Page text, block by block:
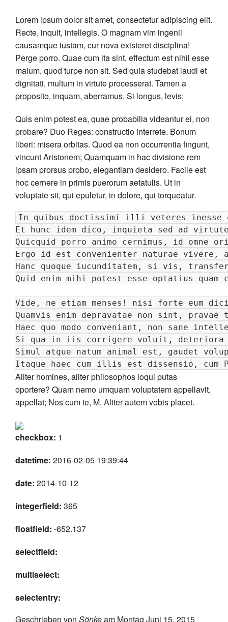
Lorem ipsum dolor sit amet, consectetur adipiscing elit.
Recte, inquit, intellegis. O magnam vim ingenii
causamque iustam, cur nova existeret disciplina!
Perge porro. Quae cum ita sint, effectum est nihil esse
malum, quod turpe non sit. Sed quia studebat laudi et
dignitati, multum in virtute processerat. Tamen a
proposito, inquam, aberramus. Si longus, levis;
Quis enim potest ea, quae probabilia videantur ei, non
probare? Duo Reges: constructio interrete. Bonum
liberi: misera orbitas. Quod ea non occurrentia fingunt,
vincunt Aristonem; Quamquam in hac divisione rem
ipsam prorsus probo, elegantiam desidero. Facile est
hoc cernere in primis puerorum aetatulis. Ut in
voluptate sit, qui epuletur, in dolore, qui torqueatur.
In quibus doctissimi illi veteres inesse
Et hunc idem dico, inquieta sed ad
Quicquid porro animo cernimus, id omne
Ergo id est convenienter naturae vivere,
Hanc quoque iucunditatem, si vis,
Quid enim mihi potest esse optatius
Vide, ne etiam menses! nisi forte
Quamvis enim depravatae non sint, pravae
Haec quo modo conveniant, non sane
Si qua in iis corrigere voluit,
Simul atque natum animal est, gaudet
Itaque haec cum illis est dissensio, cum
Aliter homines, aliter philosophos loqui putas
oportere? Quam nemo umquam voluptatem appellavit,
appellat; Nos cum te, M. Aliter autem vobis placet.
checkbox: 1
datetime: 2016-02-05 19:39:44
date: 2014-10-12
integerfield: 365
floatfield: -652.137
selectfield:
multiselect:
selectentry:
Geschrieben von Sönkeam Montag Juni 15, 2015